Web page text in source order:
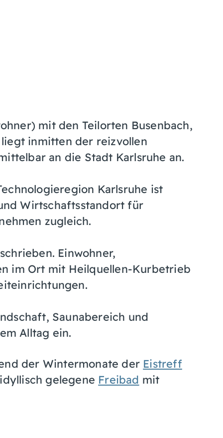
mit den Teilorten Busenbach,
inmitten der reizvollen
an die Stadt Karlsruhe an.
Karlsruhe ist
Wirtschaftsstandort für
zugleich.
Einwohner,
im Ort mit Heilquellen-Kurbetrieb
Saunabereich und
Alltag ein.
der Wintermonate der Eistreff
gelegene Freibad mit